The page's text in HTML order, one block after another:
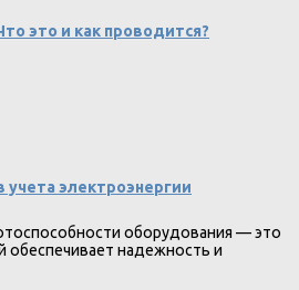
это и как проводится?
учета электроэнергии
оборудования — это
обеспечивает надежность и